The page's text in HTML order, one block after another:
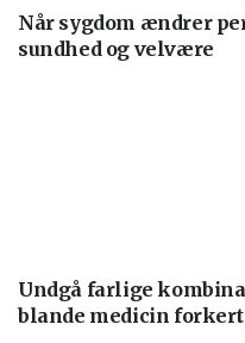
Når sygdom ændrer
sundhed og velvære
Undgå farlige
blande medicin forkert